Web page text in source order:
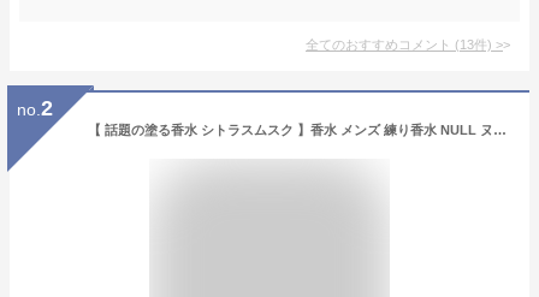
全てのおすすめコメント (13件) >
no. 2
【 話題の塗る香水 シトラスムスク 】香水 メンズ 練り香水 NULL ヌル シトラス ホワイト ムスク 30g ボディクリーム 男性用 女性用 プレゼント いい香り ギフト 爽やか フレグランス バーム ミュゲ 保湿 加齢臭 体臭対策 持続 ハンドクリーム 身だしなみ